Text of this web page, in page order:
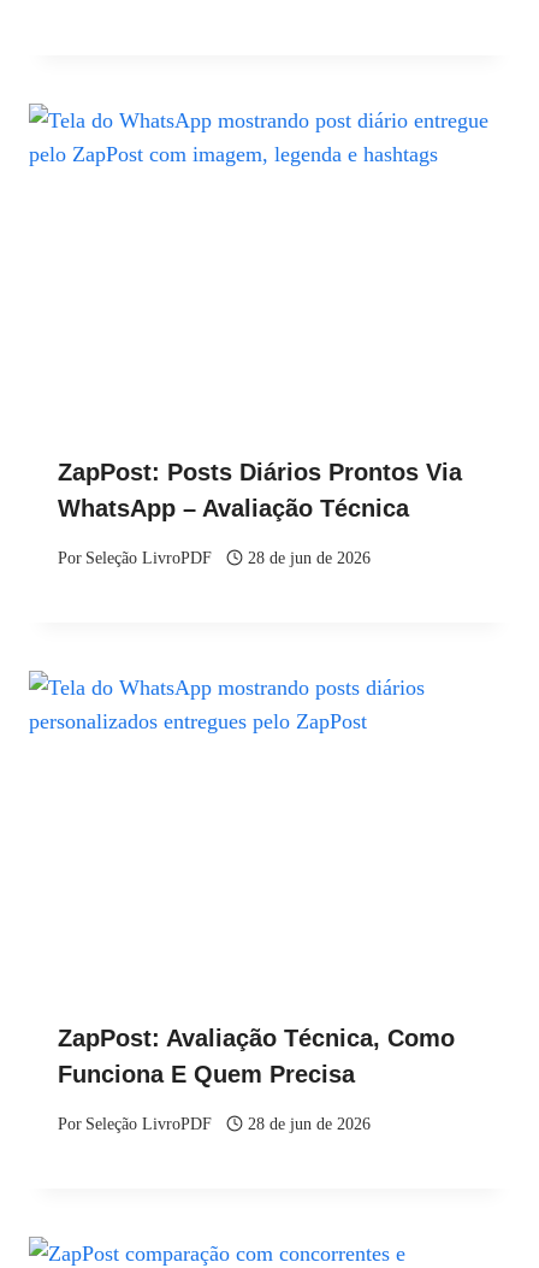
ZapPost: Posts Diários Prontos Via
WhatsApp – Avaliação Técnica
Por Seleção LivroPDF 28 de jun de 2026
ZapPost: Avaliação Técnica, Como
Funciona E Quem Precisa
Por Seleção LivroPDF 28 de jun de 2026